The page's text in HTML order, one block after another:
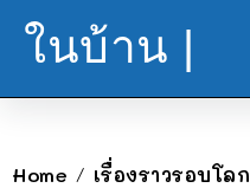
ในบ้าน |
Home / เรื่องราวรอบโลก